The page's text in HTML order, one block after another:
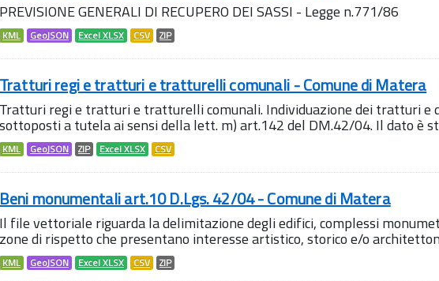
PREVISIONE GENERALI DI RECUPERO DEI SASSI - Legge n.771/86
KML GeoJSON Excel XLSX CSV ZIP
Tratturi regi e tratturi e tratturelli comunali - Comune di Matera
Tratturi regi e tratturi e tratturelli comunali. Individuazione dei tratturi
sottoposti a tutela ai sensi della lett. m) art.142 del DM.42/04. Il dato è
KML GeoJSON ZIP Excel XLSX CSV
Beni monumentali art.10 D.Lgs. 42/04 - Comune di Matera
Il file vettoriale riguarda la delimitazione degli edifici, complessi
zone di rispetto che presentano interesse artistico, storico e/o
KML GeoJSON Excel XLSX CSV ZIP